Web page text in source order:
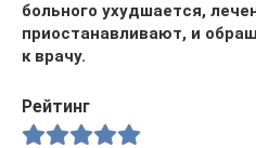
больного ухудшается,
приостанавливают, и
к врачу.
Рейтинг